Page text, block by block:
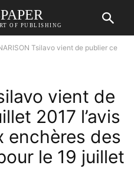
OF PUBLISHING
Tsilavo vient de publier ce
vient de
2017 l’avis
enchères des
le 19 juillet